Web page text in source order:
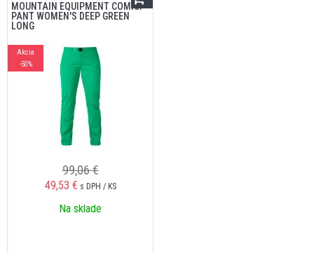
MOUNTAIN EQUIPMENT COMICI
PANT WOMEN'S DEEP GREEN
LONG
Akcia
-50%
99,06 €
49,53 € s DPH / KS
Na sklade